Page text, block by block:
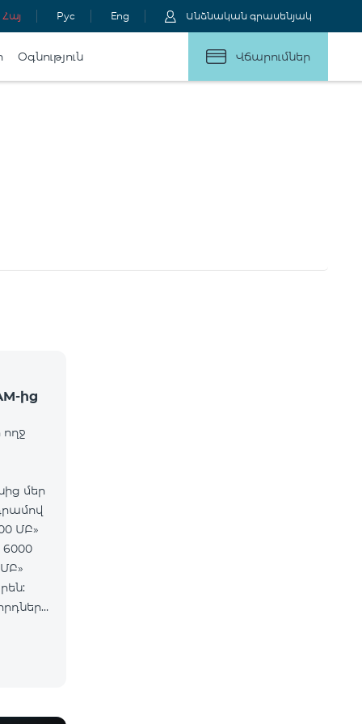
Հայ Рус Eng Անձնական գրասենյակ
Օգնություն Վճարումներ
ից
ողջ
մեր
ՄԲ»